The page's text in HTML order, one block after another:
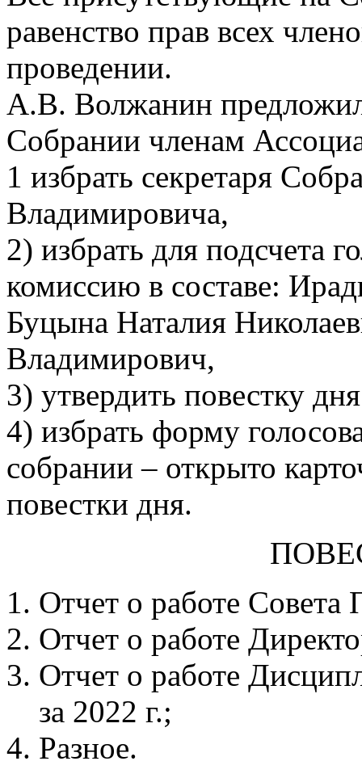
равенство прав всех
проведении.
А.В. Волжанин
Собрании членам
1 избрать секретаря
Владимировича,
2) избрать для подсчета
комиссию в составе:
Буцына Наталия
Владимирович,
3) утвердить повестку
4) избрать форму
собрании – открыто
повестки дня.
Отчет о работе
Отчет о работе
Отчет о работе
за 2022 г.;
Разное.